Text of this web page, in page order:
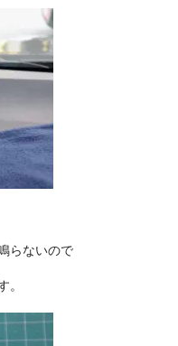
らないので
。